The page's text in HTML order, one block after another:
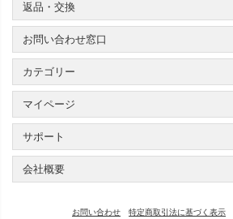
返品・交換
お問い合わせ窓口
カテゴリー
マイページ
サポート
会社概要
お問い合わせ 特定商取引法に基づく表示